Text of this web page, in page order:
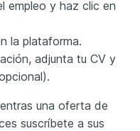
empleo y haz clic en
la plataforma.
adjunta tu CV y
una oferta de
suscríbete a sus